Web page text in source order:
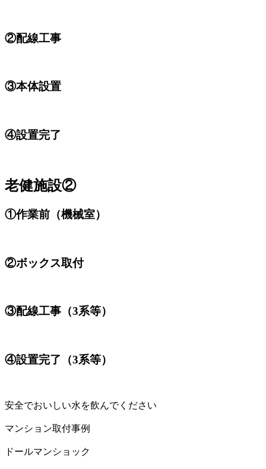
②配線工事
③本体設置
④設置完了
老健施設②
①作業前（機械室）
②ボックス取付
③配線工事（3系等）
④設置完了（3系等）
安全でおいしい水を飲んでください
マンション取付事例
ドールマンショック